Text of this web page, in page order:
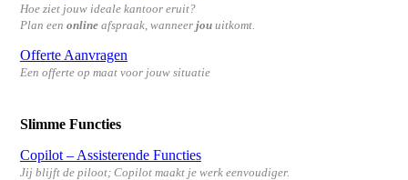
Hoe ziet jouw ideale kantoor eruit?
Plan een onlineafspraak, wanneer jou uitkomt.
Offerte Aanvragen
Een offerte op maat voor jouw situatie
Slimme Functies
Copilot – Assisterende Functies
Jij blijft de piloot; Copilot maakt je werk eenvoudiger.